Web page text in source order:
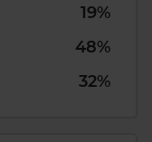
19%
48%
32%